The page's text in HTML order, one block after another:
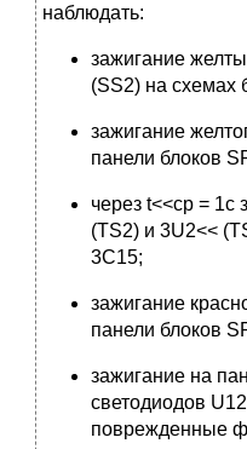
наблюдать:
зажигание
(SS2) на схемах
зажигание
панели блоков
через t<<ср = 1с
(TS2) и 3U2<<
3C15;
зажигание
панели блоков
зажигание на
светодиодов
поврежденные